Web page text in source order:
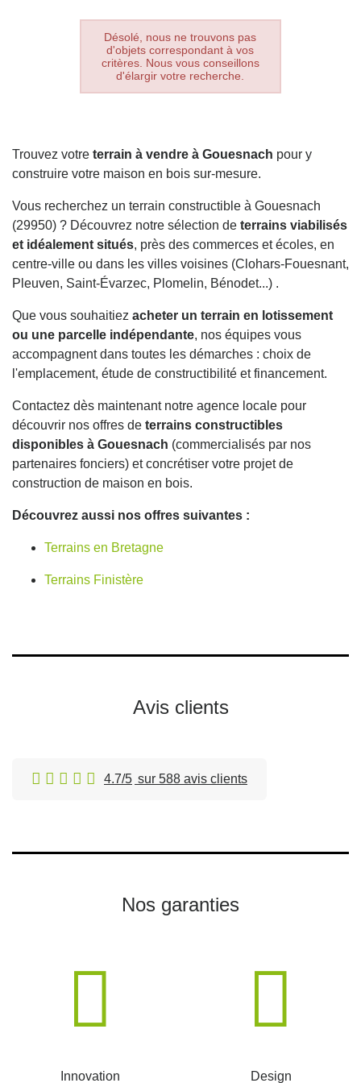
Désolé, nous ne trouvons pas
d'objets correspondant à vos
critères. Nous vous conseillons
d'élargir votre recherche.
Trouvez votre terrain à vendre à Gouesnach pour y
construire votre maison en bois sur-mesure.
Vous recherchez un terrain constructible à Gouesnach
(29950) ? Découvrez notre sélection de terrains viabilisés
et idéalement situés, près des commerces et écoles, en
centre-ville ou dans les villes voisines (Clohars-Fouesnant,
Pleuven, Saint-Évarzec, Plomelin, Bénodet...) .
Que vous souhaitiez acheter un terrain en lotissement
ou une parcelle indépendante, nos équipes vous
accompagnent dans toutes les démarches : choix de
l'emplacement, étude de constructibilité et financement.
Contactez dès maintenant notre agence locale pour
découvrir nos offres de terrains constructibles
disponibles à Gouesnach (commercialisés par nos
partenaires fonciers) et concrétiser votre projet de
construction de maison en bois.
Découvrez aussi nos offres suivantes :
Terrains en Bretagne
Terrains Finistère
Avis clients
4.7/5 sur 588 avis clients
Nos garanties
Innovation Design